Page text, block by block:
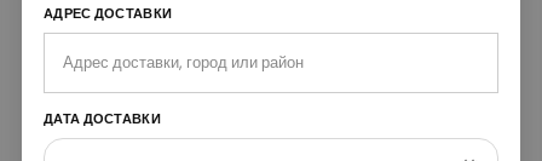
АДРЕС ДОСТАВКИ
ДАТА ДОСТАВКИ